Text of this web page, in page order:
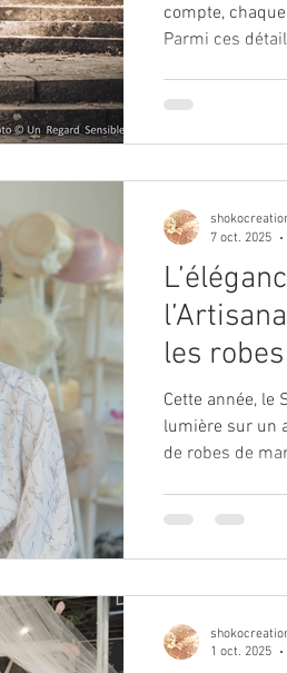
compte,
Parmi ces
d’élégance et
les
création
Cette année, le
lumière sur un
de robes de mariée sur
7 oct. 2025
1 oct. 2025